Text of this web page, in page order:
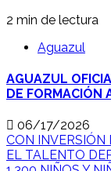
2 min de lectura
Aguazul
AGUAZUL
DE FORMACIÓN
06/17/2026
CON INVERSIÓN
EL TALENTO